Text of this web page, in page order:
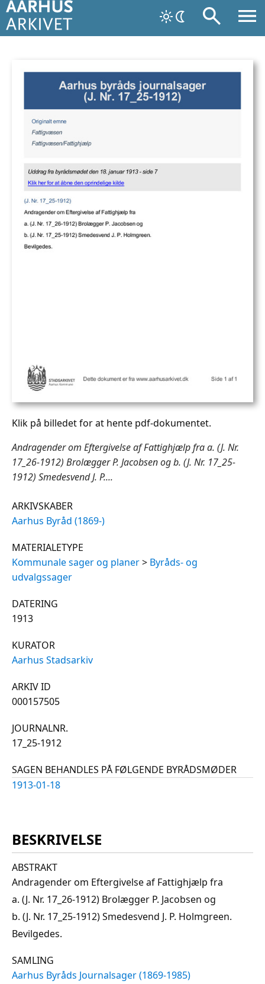
Klik på billedet for at hente pdf-dokumentet.
Andragender om Eftergivelse af Fattighjælp fra a. (J. Nr.
17_26-1912) Brolægger P. Jacobsen og b. (J. Nr. 17_25-
1912) Smedesvend J. P....
ARKIVSKABER
Aarhus Byråd (1869-)
MATERIALETYPE
Kommunale sager og planer> Byråds- og
udvalgssager
DATERING
1913
KURATOR
Aarhus Stadsarkiv
ARKIV ID
000157505
JOURNALNR.
17_25-1912
SAGEN BEHANDLES PÅ FØLGENDE BYRÅDSMØDER
1913-01-18
BESKRIVELSE
ABSTRAKT
Andragender om Eftergivelse af Fattighjælp fra
a. (J. Nr. 17_26-1912) Brolægger P. Jacobsen og
b. (J. Nr. 17_25-1912) Smedesvend J. P. Holmgreen.
Bevilgedes.
SAMLING
Aarhus Byråds Journalsager (1869-1985)